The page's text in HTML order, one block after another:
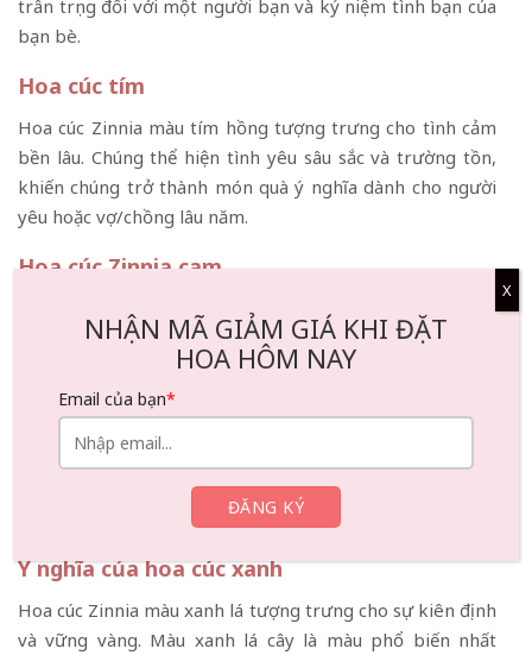
trân trọng đối với một người bạn và kỷ niệm tình bạn của
bạn bè.
Hoa cúc tím
Hoa cúc Zinnia màu tím hồng tượng trưng cho tình cảm
bền lâu. Chúng thể hiện tình yêu sâu sắc và trường tồn,
khiến chúng trở thành món quà ý nghĩa dành cho người
yêu hoặc vợ/chồng lâu năm.
Hoa cúc Zinnia cam
Hoa cúc Zinnia màu cam tượng trưng cho niềm vui và sự
hăng hái. Chúng là cách để thể hiện niềm hạnh phúc và sự
phấn khích của bạn dành cho ai đó hoặc điều gì đó.
Ý nghĩa của hoa cúc vàng
Hoa cúc vàng tượng trưng cho sự tưởng nhớ. Hoa màu
vàng thường được dùng để tưởng niệm người đã khuất,
tượng trưng cho những kỷ niệm và tình yêu vĩnh cửu.
Ý nghĩa của hoa cúc xanh
Hoa cúc Zinnia màu xanh lá tượng trưng cho sự kiên định
và vững vàng. Màu xanh lá cây là màu phổ biến nhất
NHẬN MÃ GIẢM GIÁ KHI ĐẶT
HOA HÔM NAY
Email của bạn*
X